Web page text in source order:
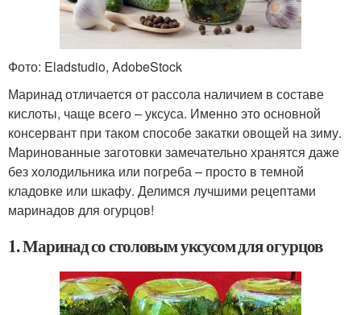
Фото: Eladstudio, AdobeStock
Маринад отличается от рассола наличием в составе
кислоты, чаще всего – уксуса. Именно это основной
консервант при таком способе закатки овощей на зиму.
Маринованные заготовки замечательно хранятся даже
без холодильника или погреба – просто в темной
кладовке или шкафу. Делимся лучшими рецептами
маринадов для огурцов!
1. Маринад со столовым уксусом для огурцов